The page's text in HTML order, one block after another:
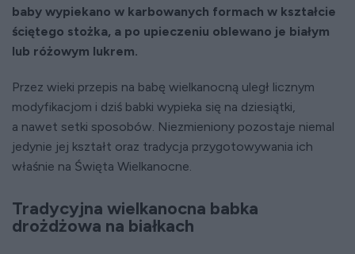
baby wypiekano w karbowanych formach w kształcie
ściętego stożka, a po upieczeniu oblewano je białym
lub różowym lukrem.
Przez wieki przepis na babę wielkanocną uległ licznym
modyfikacjom i dziś babki wypieka się na dziesiątki,
a nawet setki sposobów. Niezmieniony pozostaje niemal
jedynie jej kształt oraz tradycja przygotowywania ich
właśnie na Święta Wielkanocne.
Tradycyjna wielkanocna babka
drożdżowa na białkach